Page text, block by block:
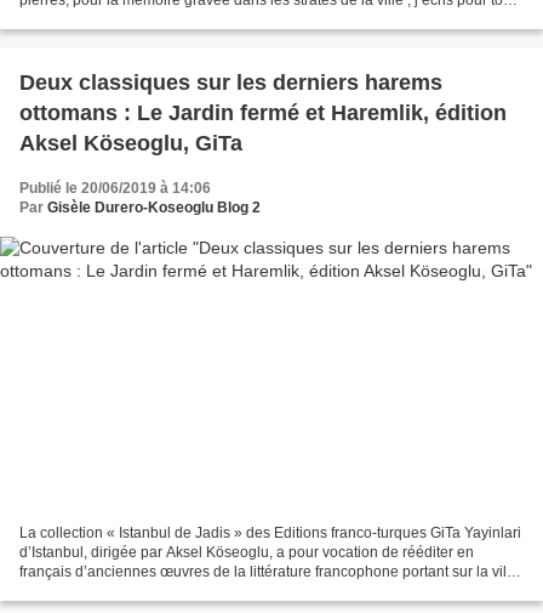
Deux classiques sur les derniers harems
ottomans : Le Jardin fermé et Haremlik, édition
Aksel Köseoglu, GiTa
Publié le 20/06/2019 à 14:06
Par Gisèle Durero-Koseoglu Blog 2
La collection « Istanbul de Jadis » des Editions franco-turques GiTa Yayinlari
d’Istanbul, dirigée par Aksel Köseoglu, a pour vocation de rééditer en
français d’anciennes œuvres de la littérature francophone portant sur la ville